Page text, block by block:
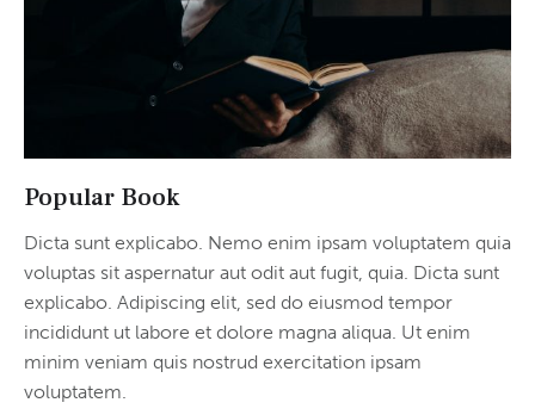
Popular Book
Dicta sunt explicabo. Nemo enim ipsam voluptatem quia
voluptas sit aspernatur aut odit aut fugit, quia. Dicta sunt
explicabo. Adipiscing elit, sed do eiusmod tempor
incididunt ut labore et dolore magna aliqua. Ut enim
minim veniam quis nostrud exercitation ipsam
voluptatem.